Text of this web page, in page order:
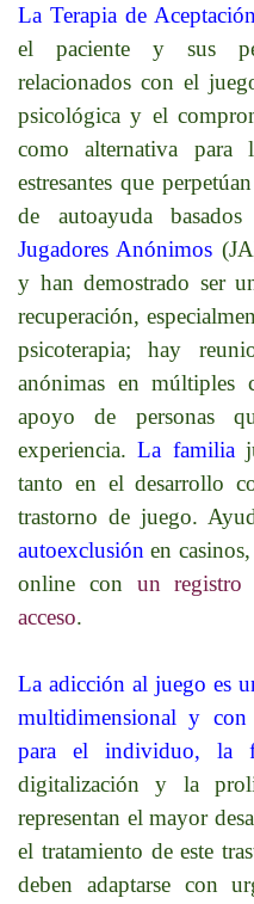
La Terapia de
el paciente y sus
relacionados con el
psicológica y el
como alternativa para
estresantes que
de autoayuda
Jugadores Anónimos
y han demostrado ser
recuperación,
psicoterapia; hay
anónimas en múltiples
apoyo de personas
experiencia.La familia
tanto en el desarrollo
trastorno de juego.
autoexclusión en
online con un registro
acceso.
La adicción al juego es
multidimensional y con
para el individuo, la
digitalización y la
representan el mayor
el tratamiento de este
deben adaptarse con